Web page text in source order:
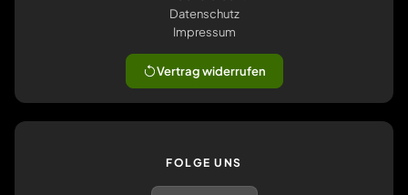
Datenschutz
Impressum
Vertrag widerrufen
FOLGE UNS